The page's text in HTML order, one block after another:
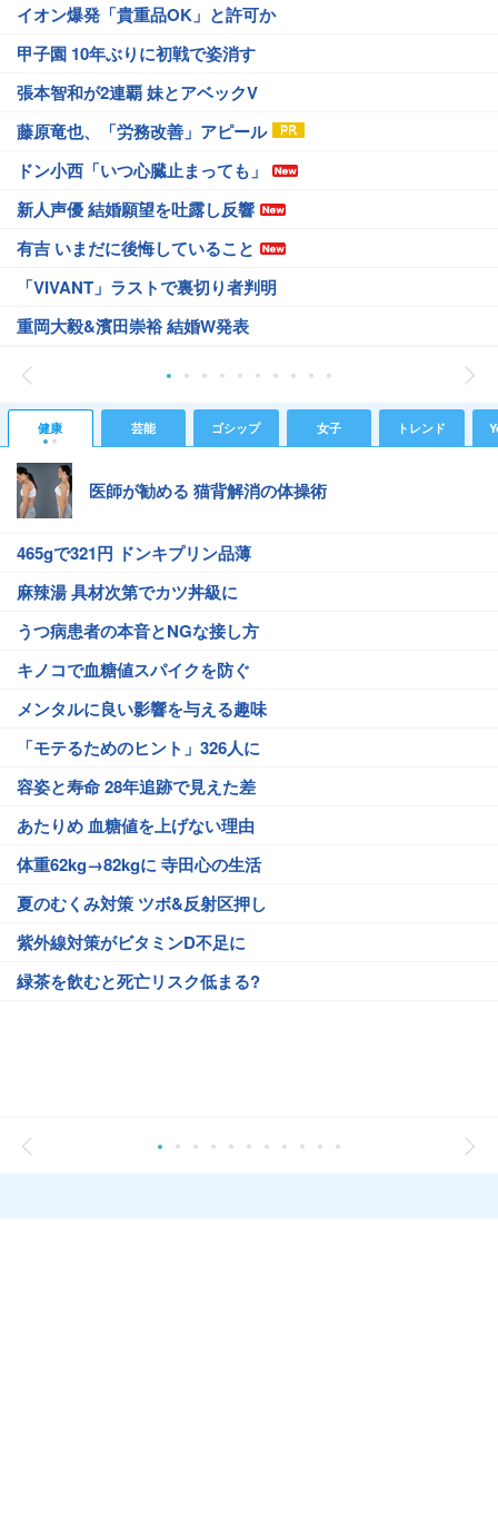
イオン爆発「貴重品OK」と許可か
甲子園 10年ぶりに初戦で姿消す
張本智和が2連覇 妹とアベックV
藤原竜也、「労務改善」アピール
ドン小西「いつ心臓止まっても」
新人声優 結婚願望を吐露し反響
有吉 いまだに後悔していること
「VIVANT」ラストで裏切り者判明
重岡大毅&濱田崇裕 結婚W発表
健康 芸能 ゴシップ 女子 トレンド
医師が勧める 猫背解消の体操術
465gで321円 ドンキプリン品薄
麻辣湯 具材次第でカツ丼級に
うつ病患者の本音とNGな接し方
キノコで血糖値スパイクを防ぐ
メンタルに良い影響を与える趣味
「モテるためのヒント」326人に
容姿と寿命 28年追跡で見えた差
あたりめ 血糖値を上げない理由
体重62kg→82kgに 寺田心の生活
夏のむくみ対策 ツボ&反射区押し
紫外線対策がビタミンD不足に
緑茶を飲むと死亡リスク低まる?